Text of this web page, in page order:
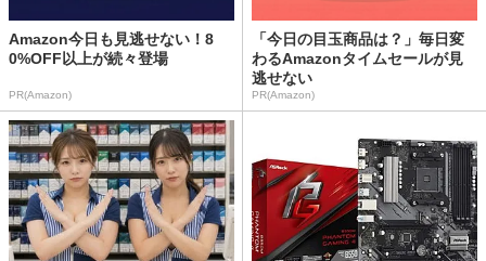
Amazon今日も見逃せない！8
0%OFF以上が続々登場
PR(Amazon)
「今日の目玉商品は？」毎日変
わるAmazonタイムセールが見
逃せない
PR(Amazon)